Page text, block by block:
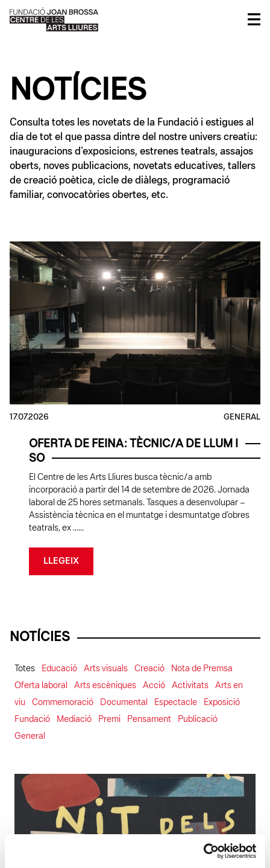
NOTÍCIES
Consulta totes les novetats de la Fundació i estigues al
dia de tot el que passa dintre del nostre univers creatiu:
inauguracions d’exposicions, estrenes teatrals, assajos
oberts, noves publicacions, novetats educatives, tallers
de creació poètica, cicle de diàlegs, programació
familiar, convocatòries obertes, etc.
17.07.2026 GENERAL
OFERTA DE FEINA: TÈCNIC/A DE LLUM I
SO
El Centre de les Arts Lliures busca tècnic/a amb
incorporació a partir del 14 de setembre de 2026. Jornada
laboral de 25 hores setmanals. Tasques a desenvolupar –
Assistència tècnica en el muntatge i desmuntatge d’obres
teatrals, ex ......
LLEGEIX
NOTÍCIES
Totes Educació Arts visuals Creació
Nota de Premsa
Oferta laboral
Arts escèniques Acció Activitats
Arts en
viu
Commemoració Documental Espectacle
Exposició
Fundació
Mediació Premi Pensament
Publicació
General